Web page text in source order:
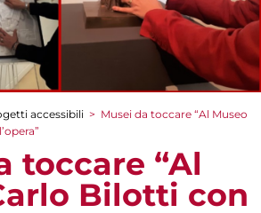
accessibili > Musei da toccare “Al Museo
toccare “Al
Bilotti con